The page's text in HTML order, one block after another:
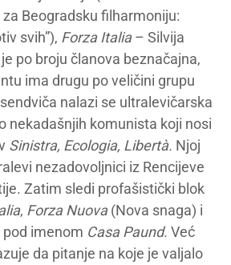
Beogradsku filharmoniju:
svih”), Forza Italia– Silvija
po broju članova beznačajna,
ima drugu po veličini grupu
nalazi se ultralevičarska
nekadašnjih komunista koji nosi
Sinistra, Ecologia, Libertà. Njoj
nezadovoljnici iz Rencijeve
Zatim sledi profašistički blok
, Forza Nuova(Nova snaga) i
imenom Casa Paund. Već
da pitanje na koje je valjalo